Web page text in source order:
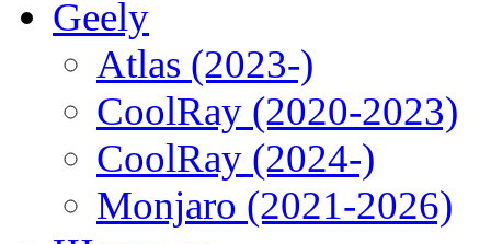
Geely
Atlas (2023-)
CoolRay (2020-2023)
CoolRay (2024-)
Monjaro (2021-2026)